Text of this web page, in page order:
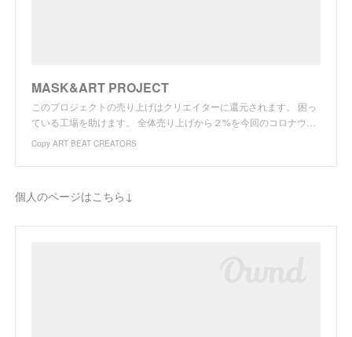
MASK&ART PROJECT
このプロジェクトの売り上げはクリエイターに還元されます。 困っ
ている工場を助けます。 全体売り上げから２%を今回のコロナウ…
Copy ART BEAT CREATORS
個人のページはこちら↓